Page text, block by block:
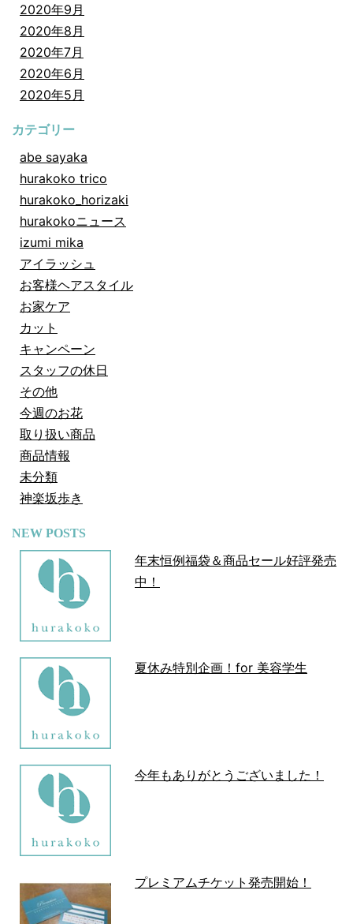
2020年9月
2020年8月
2020年7月
2020年6月
2020年5月
カテゴリー
abe sayaka
hurakoko trico
hurakoko_horizaki
hurakokoニュース
izumi mika
アイラッシュ
お客様ヘアスタイル
お家ケア
カット
キャンペーン
スタッフの休日
その他
今週のお花
取り扱い商品
商品情報
未分類
神楽坂歩き
NEW POSTS
年末恒例福袋＆商品セール好評発売
中！
夏休み特別企画！for 美容学生
今年もありがとうございました！
プレミアムチケット発売開始！